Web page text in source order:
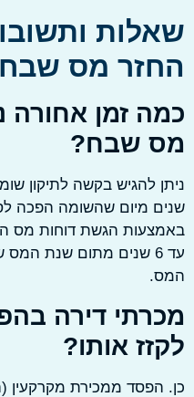
ותשובות
מס שבח
זמן אחורה
שבח?
מיום שהשומה הפכה
הגשת דוחות מס
עד 6 שנים מתום שנת המס
דירה
אותו?
ממכירת מקרקעין